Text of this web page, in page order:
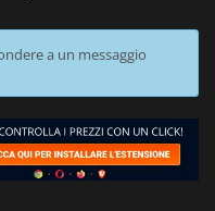
a un messaggio